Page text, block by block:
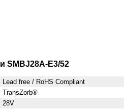
SMBJ28A-E3/52
Lead free / RoHS Compliant
TransZorb®
28V